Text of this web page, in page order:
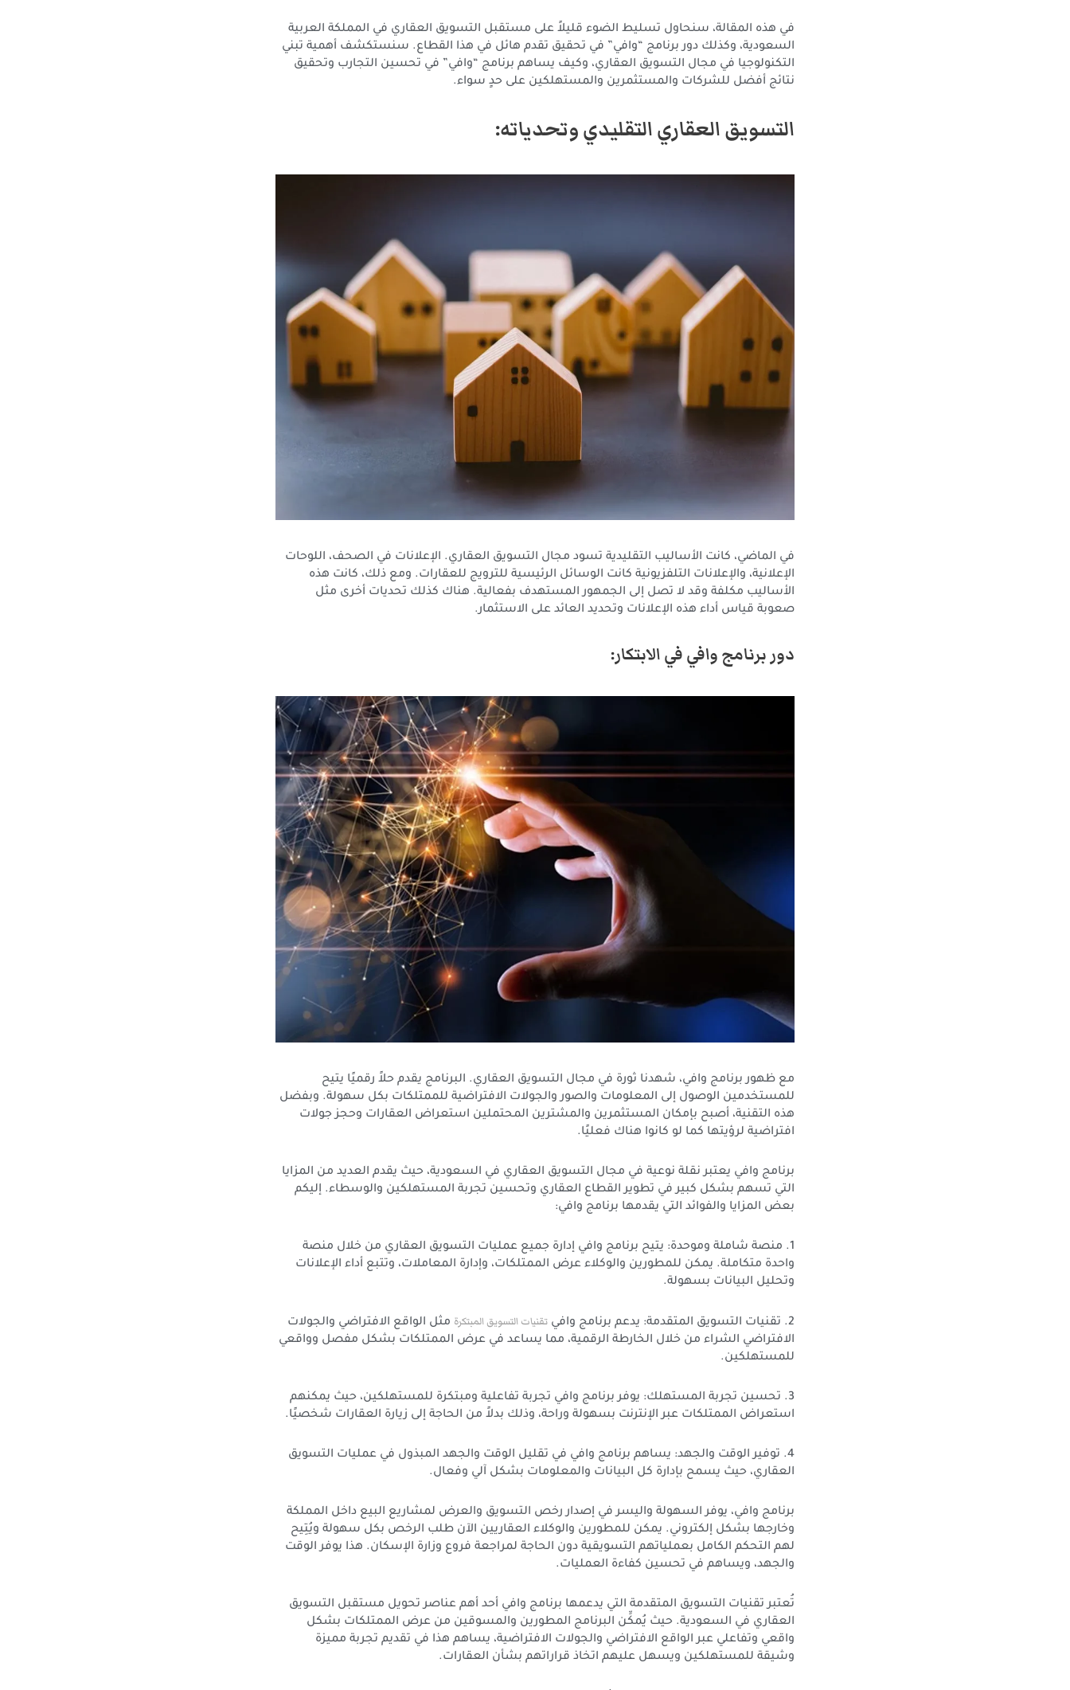
في هذه المقالة، سنحاول تسليط الضوء قليلاً على مستقبل التسويق العقاري في المملكة العربية
السعودية، وكذلك دور برنامج “وافي” في تحقيق تقدم هائل في هذا القطاع. سنستكشف أهمية تبني
التكنولوجيا في مجال التسويق العقاري، وكيف يساهم برنامج “وافي” في تحسين التجارب وتحقيق
نتائج أفضل للشركات والمستثمرين والمستهلكين على حدٍ سواء.
التسويق العقاري التقليدي وتحدياته:
في الماضي، كانت الأساليب التقليدية تسود مجال التسويق العقاري. الإعلانات في الصحف، اللوحات
الإعلانية، والإعلانات التلفزيونية كانت الوسائل الرئيسية للترويج للعقارات. ومع ذلك، كانت هذه
الأساليب مكلفة وقد لا تصل إلى الجمهور المستهدف بفعالية. هناك كذلك تحديات أخرى مثل
صعوبة قياس أداء هذه الإعلانات وتحديد العائد على الاستثمار.
دور برنامج وافي في الابتكار:
مع ظهور برنامج وافي، شهدنا ثورة في مجال التسويق العقاري. البرنامج يقدم حلاً رقميًا يتيح
للمستخدمين الوصول إلى المعلومات والصور والجولات الافتراضية للممتلكات بكل سهولة. وبفضل
هذه التقنية، أصبح بإمكان المستثمرين والمشترين المحتملين استعراض العقارات وحجز جولات
افتراضية لرؤيتها كما لو كانوا هناك فعليًا.
برنامج وافي يعتبر نقلة نوعية في مجال التسويق العقاري في السعودية، حيث يقدم العديد من المزايا
التي تسهم بشكل كبير في تطوير القطاع العقاري وتحسين تجربة المستهلكين والوسطاء. إليكم
بعض المزايا والفوائد التي يقدمها برنامج وافي:
1. منصة شاملة وموحدة: يتيح برنامج وافي إدارة جميع عمليات التسويق العقاري من خلال منصة
واحدة متكاملة. يمكن للمطورين والوكلاء عرض الممتلكات، وإدارة المعاملات، وتتبع أداء الإعلانات
وتحليل البيانات بسهولة.
2. تقنيات التسويق المتقدمة: يدعم برنامج وافي تقنيات التسويق المبتكرة مثل الواقع الافتراضي والجولات
الافتراضي الشراء من خلال الخارطة الرقمية، مما يساعد في عرض الممتلكات بشكل مفصل وواقعي
للمستهلكين.
3. تحسين تجربة المستهلك: يوفر برنامج وافي تجربة تفاعلية ومبتكرة للمستهلكين، حيث يمكنهم
استعراض الممتلكات عبر الإنترنت بسهولة وراحة، وذلك بدلاً من الحاجة إلى زيارة العقارات شخصيًا.
4. توفير الوقت والجهد: يساهم برنامج وافي في تقليل الوقت والجهد المبذول في عمليات التسويق
العقاري، حيث يسمح بإدارة كل البيانات والمعلومات بشكل آلي وفعال.
برنامج وافي، يوفر السهولة واليسر في إصدار رخص التسويق والعرض لمشاريع البيع داخل المملكة
وخارجها بشكل إلكتروني. يمكن للمطورين والوكلاء العقاريين الآن طلب الرخص بكل سهولة ويُتِيح
لهم التحكم الكامل بعملياتهم التسويقية دون الحاجة لمراجعة فروع وزارة الإسكان. هذا يوفر الوقت
والجهد، ويساهم في تحسين كفاءة العمليات.
تُعتبر تقنيات التسويق المتقدمة التي يدعمها برنامج وافي أحد أهم عناصر تحويل مستقبل التسويق
العقاري في السعودية. حيث يُمكِّن البرنامج المطورين والمسوقين من عرض الممتلكات بشكل
واقعي وتفاعلي عبر الواقع الافتراضي والجولات الافتراضية، يساهم هذا في تقديم تجربة مميزة
وشيقة للمستهلكين ويسهل عليهم اتخاذ قراراتهم بشأن العقارات.